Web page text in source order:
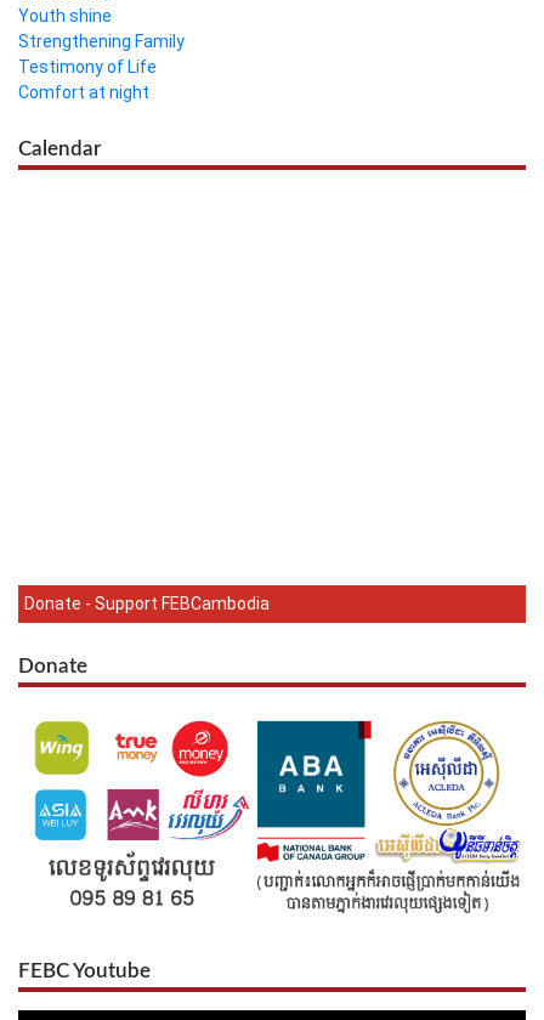
Youth shine
Strengthening Family
Testimony of Life
Comfort at night
Calendar
Donate - Support FEBCambodia
Donate
FEBC Youtube